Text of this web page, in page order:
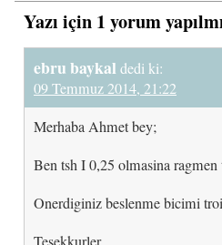
Yazı için 1 yorum
ebru baykal dedi ki:
09 Temmuz 2014, 21:22
Merhaba Ahmet bey;
Ben tsh I 0,25 olmasina
Onerdiginiz beslenme bicimi